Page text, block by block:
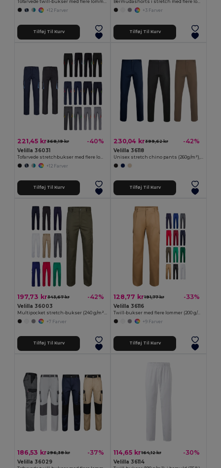
+12 Farver
Tilføj Til Kurv
+3 Farver
Tilføj Til Kurv
221,45 kr368,19 kr -40%
Velilla 36031
+12 Farver
Tilføj Til Kurv
230,04 kr399,62 kr -42%
Velilla 36118
Tilføj Til Kurv
197,73 kr343,67 kr -42%
Velilla 36003
+7 Farver
Tilføj Til Kurv
128,77 kr191,77 kr -33%
Velilla 36116
Twill-bukser med flere lommer (200 g/m²), i bomuld (35 %) og polyester (65 %)
+9 Farver
Tilføj Til Kurv
186,53 kr296,38 kr -37%
Velilla 36029
114,65 kr164,12 kr -30%
Velilla 36114